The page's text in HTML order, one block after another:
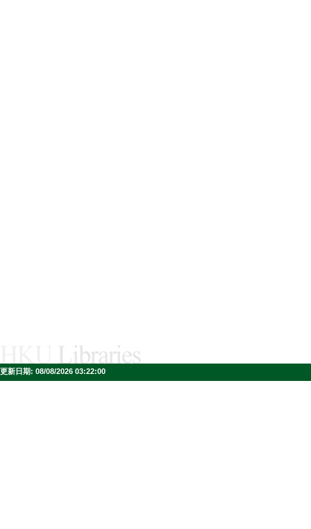
更新日期: 08/08/2026 03:22:00